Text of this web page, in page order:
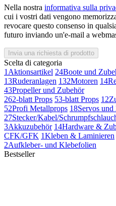
Nella nostra informativa sulla
cui i vostri dati vengono
revocare questo consenso in
futuro inviando un'e-mail a
Invia una richiesta di prodotto
Scelta di categoria
1 Aktionsartikel 24Boote und
13Ruderanlagen 132Motoren 14
43Propeller und Zubehör
262-blatt Props 53-blatt Props 12
52Profi Metallprops 18Servos
27Stecker/Kabel/
3Akkuzubehör 14Hardware &
CFK/GFK 1Kleben & Laminieren
2Aufkleber- und Klebefolien
Bestseller